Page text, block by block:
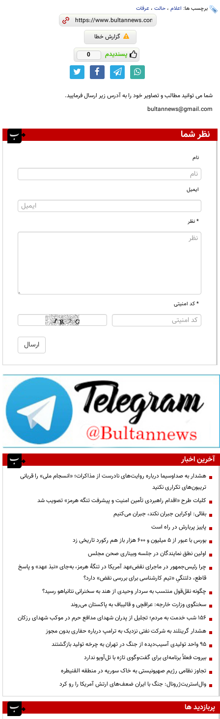
برچسب ها: اعلام ، حالت ، عرفات
گزارش خطا
پسندیدم 0
شما می توانید مطالب و تصاویر خود را به آدرس زیر ارسال فرمایید.
bultannews@gmail.com
نظر شما
نام
ایمیل
* نظر
* کد امنیتی
آخرین اخبار
هشدار به صداوسیما درباره روایت‌های نادرست از مذاکرات؛ «انسجام ملی» را قربانی
تریبون‌های تکراری نکنید
کلیات طرح «اقدام راهبردی تأمین امنیت و پیشرفت تنگه هرمز» تصویب شد
بقائی: اوکراین جبران نکند، جبران می‌کنیم
پاییز پربارش در راه است
بورس با عبور از ۵ میلیون و ۶۰۰ هزار باز هم رکورد تاریخی زد
اولین نطق نمایندگان در جلسه وبیناری صحن مجلس
چرا رئیس‌جمهور در ماجرای نقض‌عهد آمریکا در تنگهٔ هرمز، به‌جای «نبذ عهد» و پاسخ
قاطع، دلتنگیِ «تیم کارشناسی برای بررسی نقض» دارد؟
چگونه نقل‌قول منتسب به سردار وحیدی از هند به سخنرانی نتانیاهو رسید؟
سخنگوی وزارت خارجه: عراقچی و قالیباف به پاکستان می‌روند
۱۵۶ شب خدمت به مردم؛ تجلیل از پدران شهدای مدافع حرم در موکب شهدای رزکان
هشدار گرینلند به شرکت نفتی نزدیک به ترامپ درباره حفاری بدون مجوز
95 واحد تولیدی آسیب‌دیده از جنگ در تهران به چرخه تولید بازگشتند
بیروت فعلاً برنامه‌ای برای گفت‌وگوی تازه با تل‌آویو ندارد
تجاوز نظامی رژیم صهیونیستی به خاک سوریه در منطقه القنیطره
وال‌استریت‌ژرونال: جنگ با ایران ضعف‌های ارتش آمریکا را رو کرد
پربازدید ها